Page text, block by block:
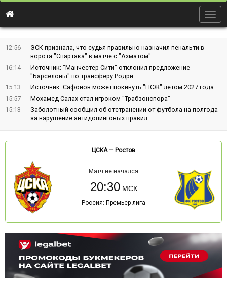
12:56
ЭСК признала, что судья правильно назначил пенальти в
ворота "Спартака" в матче с "Ахматом"
16:14
Источник: "Манчестер Сити" отклонил предложение
"Барселоны" по трансферу Родри
15:13
Источник: Сафонов может покинуть "ПСЖ" летом 2027 года
15:57
Мохамед Салах стал игроком "Трабзонспора"
15:13
Заболотный сообщил об отстранении от футбола на полгода
за нарушение антидопинговых правил
ЦСКА— Ростов
Матч не начался
20:30
Россия: Премьер-лига